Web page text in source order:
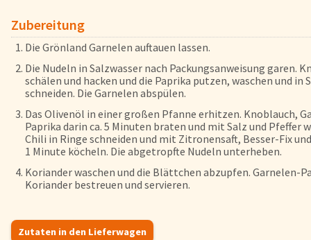
AGB & Datenschutz
Registrieren
Zubereitung
Die Grönland Garnelen auftauen lassen.
Die Nudeln in Salz­wasser nach Packungsanweisung garen.
schälen und hacken und die Paprika putzen, waschen und in
schneiden. Die Garnelen abspülen.
Das Olivenöl in einer großen Pfanne erhitzen. Knoblauch,
Paprika darin ca. 5 Minuten braten und mit Salz und Pfeffer
Chili in Ringe schneiden und mit Zi­tronensaft, Besser-Fix
1 Minute köcheln. Die abgetropfte Nudeln unterheben.
Koriander waschen und die Blättchen abzupfen. Garnelen-
Koriander bestreuen und servieren.
Zutaten in den Lieferwagen